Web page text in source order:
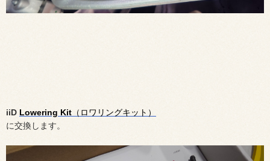
iiD Lowering Kit （ロワリングキット）
に交換します。